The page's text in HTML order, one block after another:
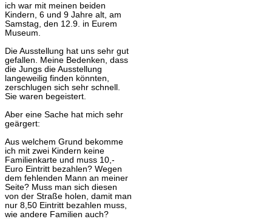
ich war mit meinen beiden
Kindern, 6 und 9 Jahre alt, am
Samstag, den 12.9. in Eurem
Museum.
Die Ausstellung hat uns sehr gut
gefallen. Meine Bedenken, dass
die Jungs die Ausstellung
langeweilig finden könnten,
zerschlugen sich sehr schnell.
Sie waren begeistert.
Aber eine Sache hat mich sehr
geärgert:
Aus welchem Grund bekomme
ich mit zwei Kindern keine
Familienkarte und muss 10,-
Euro Eintritt bezahlen? Wegen
dem fehlenden Mann an meiner
Seite? Muss man sich diesen
von der Straße holen, damit man
nur 8,50 Eintritt bezahlen muss,
wie andere Familien auch?